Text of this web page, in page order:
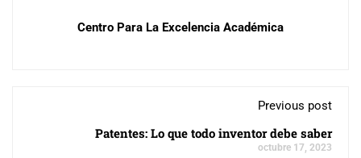
Centro Para La Excelencia Académica
Previous post
Patentes: Lo que todo inventor debe saber
octubre 17, 2023